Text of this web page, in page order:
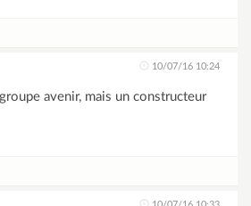
10/07/16 10:24
avenir, mais un constructeur